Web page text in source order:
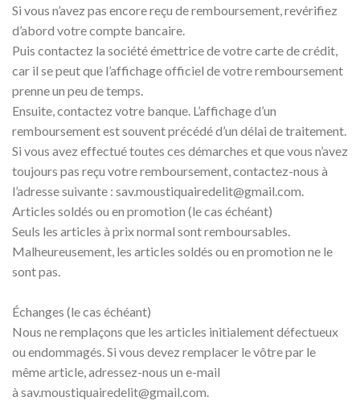
Si vous n’avez pas encore reçu de remboursement, revérifiez
d’abord votre compte bancaire.
Puis contactez la société émettrice de votre carte de crédit,
car il se peut que l’affichage officiel de votre remboursement
prenne un peu de temps.
Ensuite, contactez votre banque. L’affichage d’un
remboursement est souvent précédé d’un délai de traitement.
Si vous avez effectué toutes ces démarches et que vous n’avez
toujours pas reçu votre remboursement, contactez-nous à
l’adresse suivante : sav.moustiquairedelit@gmail.com.
Articles soldés ou en promotion (le cas échéant)
Seuls les articles à prix normal sont remboursables.
Malheureusement, les articles soldés ou en promotion ne le
sont pas.
Échanges (le cas échéant)
Nous ne remplaçons que les articles initialement défectueux
ou endommagés. Si vous devez remplacer le vôtre par le
même article, adressez-nous un e-mail
à sav.moustiquairedelit@gmail.com.